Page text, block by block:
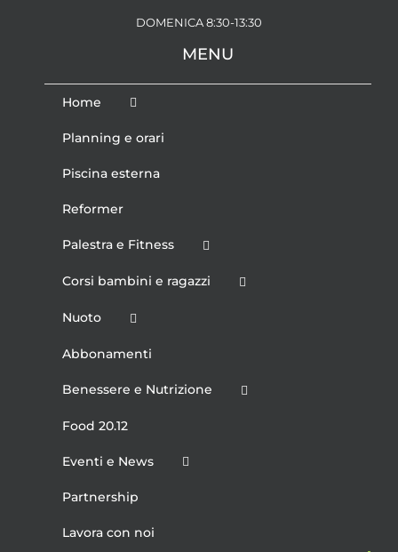
DOMENICA 8:30-13:30
MENU
Home
Planning e orari
Piscina esterna
Reformer
Palestra e Fitness
Corsi bambini e ragazzi
Nuoto
Abbonamenti
Benessere e Nutrizione
Food 20.12
Eventi e News
Partnership
Lavora con noi